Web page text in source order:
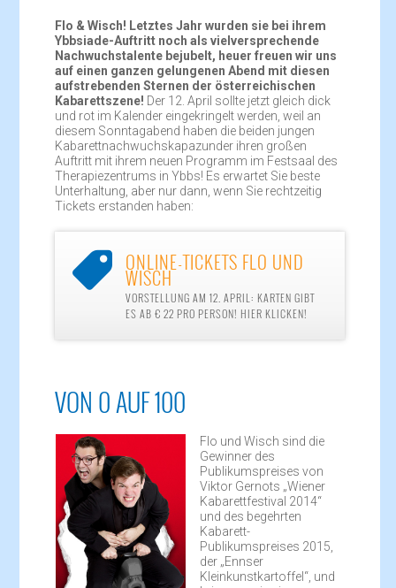
Flo & Wisch! Letztes Jahr wurden sie bei ihrem
Ybbsiade-Auftritt noch als vielversprechende
Nachwuchstalente bejubelt, heuer freuen wir uns
auf einen ganzen gelungenen Abend mit diesen
aufstrebenden Sternen der österreichischen
Kabarettszene! Der 12. April sollte jetzt gleich dick
und rot im Kalender eingekringelt werden, weil an
diesem Sonntagabend haben die beiden jungen
Kabarettnachwuchskapazunder ihren großen
Auftritt mit ihrem neuen Programm im Festsaal des
Therapiezentrums in Ybbs! Es erwartet Sie beste
Unterhaltung, aber nur dann, wenn Sie rechtzeitig
Tickets erstanden haben:
 ONLINE-TICKETS FLO UND
WISCH
VORSTELLUNG AM 12. APRIL: KARTEN GIBT
ES AB € 22 PRO PERSON! HIER KLICKEN!
VON 0 AUF 100
Flo und Wisch sind die
Gewinner des
Publikumspreises von
Viktor Gernots „Wiener
Kabarettfestival 2014“
und des begehrten
Kabarett-
Publikumspreises 2015,
der „Ennser
Kleinkunstkartoffel“, und